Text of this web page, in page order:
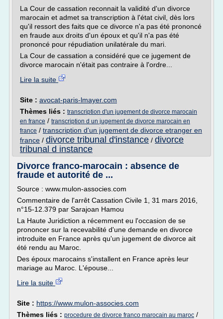
La Cour de cassation reconnait la validité d'un divorce
marocain et admet sa transcription à l'état civil, dès lors
qu'il ressort des faits que ce divorce n'a pas été prononcé
en fraude aux droits d'un époux et qu'il n'a pas été
prononcé pour répudiation unilatérale du mari.
La Cour de cassation a considéré que ce jugement de
divorce marocain n'était pas contraire à l'ordre...
Lire la suite
Site : avocat-paris-lmayer.com
Thèmes liés : transcription d'un jugement de divorce marocain
en france / transcription d un jugement de divorce marocain en
france / transcription d'un jugement de divorce etranger en
france / divorce tribunal d'instance / divorce
tribunal d instance
Divorce franco-marocain : absence de
fraude et autorité de ...
Source : www.mulon-associes.com
Commentaire de l'arrêt Cassation Civile 1, 31 mars 2016,
n°15-12.379 par Sarajoan Hamou
La Haute Juridiction a récemment eu l'occasion de se
prononcer sur la recevabilité d'une demande en divorce
introduite en France après qu'un jugement de divorce ait
été rendu au Maroc.
Des époux marocains s'installent en France après leur
mariage au Maroc. L'épouse...
Lire la suite
Site : https://www.mulon-associes.com
Thèmes liés : procedure de divorce franco marocain au maroc /